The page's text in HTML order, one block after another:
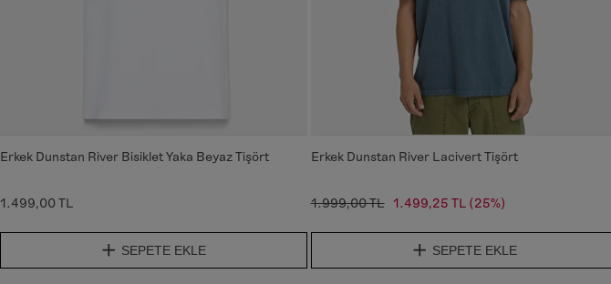
Erkek Dunstan River Bisiklet Yaka Beyaz Tişört
1.499,00 TL
SEPETE EKLE
Erkek Dunstan River Lacivert Tişört
1.999,00 TL 1.499,25 TL (25%)
SEPETE EKLE